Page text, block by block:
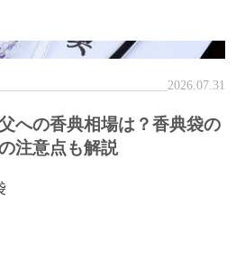
2026.07.31
への香典相場は？香典袋の
注意点も解説